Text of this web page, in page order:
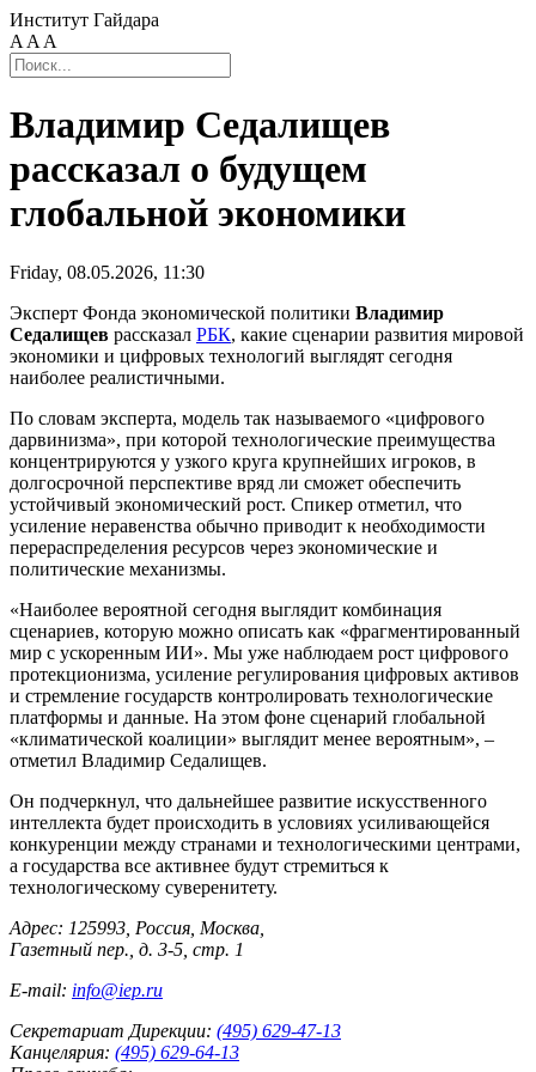
Институт Гайдара
A A A
Владимир Седалищев
рассказал о будущем
глобальной экономики
Friday, 08.05.2026, 11:30
Эксперт Фонда экономической политики Владимир
Седалищев рассказал РБК, какие сценарии развития мировой
экономики и цифровых технологий выглядят сегодня
наиболее реалистичными.
По словам эксперта, модель так называемого «цифрового
дарвинизма», при которой технологические преимущества
концентрируются у узкого круга крупнейших игроков, в
долгосрочной перспективе вряд ли сможет обеспечить
устойчивый экономический рост. Спикер отметил, что
усиление неравенства обычно приводит к необходимости
перераспределения ресурсов через экономические и
политические механизмы.
«Наиболее вероятной сегодня выглядит комбинация
сценариев, которую можно описать как «фрагментированный
мир с ускоренным ИИ». Мы уже наблюдаем рост цифрового
протекционизма, усиление регулирования цифровых активов
и стремление государств контролировать технологические
платформы и данные. На этом фоне сценарий глобальной
«климатической коалиции» выглядит менее вероятным», –
отметил Владимир Седалищев.
Он подчеркнул, что дальнейшее развитие искусственного
интеллекта будет происходить в условиях усиливающейся
конкуренции между странами и технологическими центрами,
а государства все активнее будут стремиться к
технологическому суверенитету.
Адрес: 125993, Россия, Москва,
Газетный пер., д. 3-5, стр. 1
E-mail: info@iep.ru
Секретариат Дирекции: (495) 629-47-13
Канцелярия: (495) 629-64-13